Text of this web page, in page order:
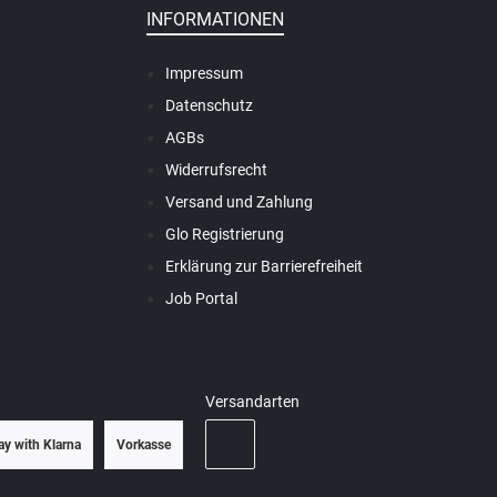
INFORMATIONEN
Impressum
Datenschutz
AGBs
Widerrufsrecht
Versand und Zahlung
Glo Registrierung
Erklärung zur Barrierefreiheit
Job Portal
with Klarna Vorkasse
Versandarten